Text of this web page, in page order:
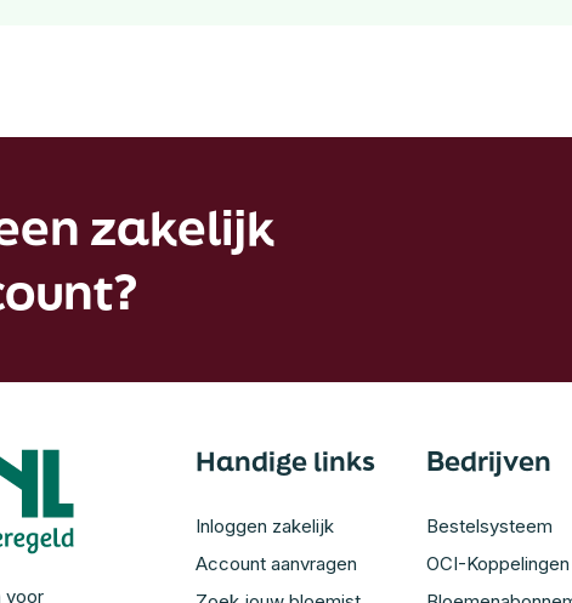
zakelijk
voor
Handige links
Inloggen zakelijk
Account aanvragen
Bedrijven
Bestelsysteem
OCI-Koppelingen